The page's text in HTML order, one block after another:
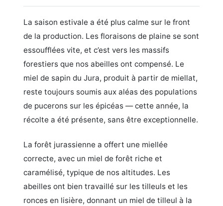
La saison estivale a été plus calme sur le front
de la production. Les floraisons de plaine se sont
essoufflées vite, et c’est vers les massifs
forestiers que nos abeilles ont compensé. Le
miel de sapin du Jura, produit à partir de miellat,
reste toujours soumis aux aléas des populations
de pucerons sur les épicéas — cette année, la
récolte a été présente, sans être exceptionnelle.
La forêt jurassienne a offert une miellée
correcte, avec un miel de forêt riche et
caramélisé, typique de nos altitudes. Les
abeilles ont bien travaillé sur les tilleuls et les
ronces en lisière, donnant un miel de tilleul à la